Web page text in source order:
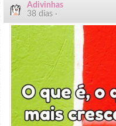
Adivinhas
38 dias ·